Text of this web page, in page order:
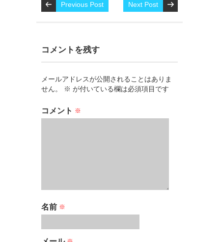
Previous Post Next Post
コメントを残す
メールアドレスが公開されることはありま
せん。
※ が付いている欄は必須項目です
コメント ※
名前 ※